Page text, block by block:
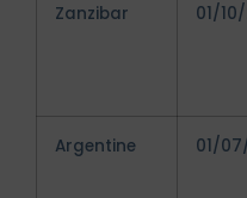
Zanzibar 01/
Argentine 01/